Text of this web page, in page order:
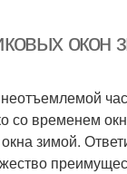
окон
со временем
зимой.